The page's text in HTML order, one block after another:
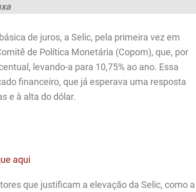
de juros, a Selic, pela primeira vez em
de Política Monetária (Copom), que, por
levando-a para 10,75% ao ano. Essa
financeiro, que já esperava uma resposta
e à alta do dólar.
que justificam a elevação da Selic, como a